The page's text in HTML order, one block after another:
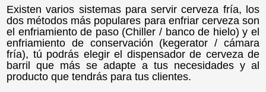
Existen varios sistemas para servir cerveza fría, los
dos métodos más populares para enfriar cerveza son
el enfriamiento de paso (Chiller / banco de hielo) y el
enfriamiento de conservación (kegerator / cámara
fría), tú podrás elegir el dispensador de cerveza de
barril que más se adapte a tus necesidades y al
producto que tendrás para tus clientes.